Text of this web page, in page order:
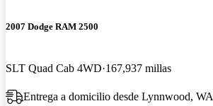
2007 Dodge RAM 2500
SLT Quad Cab 4WD 167,937 millas
Entrega a domicilio desde Lynnwood, WA